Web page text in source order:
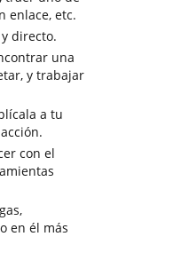
enlace, etc.
directo.
una
y trabajar
a tu
con el
en él más